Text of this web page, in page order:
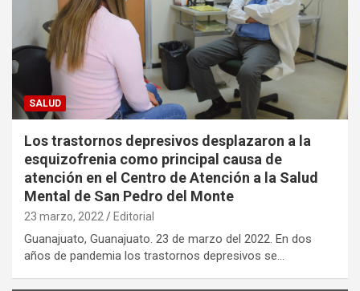
SALUD
Los trastornos depresivos desplazaron a la
esquizofrenia como principal causa de
atención en el Centro de Atención a la Salud
Mental de San Pedro del Monte
23 marzo, 2022 Editorial
Guanajuato, Guanajuato. 23 de marzo del 2022. En dos
años de pandemia los trastornos depresivos se…